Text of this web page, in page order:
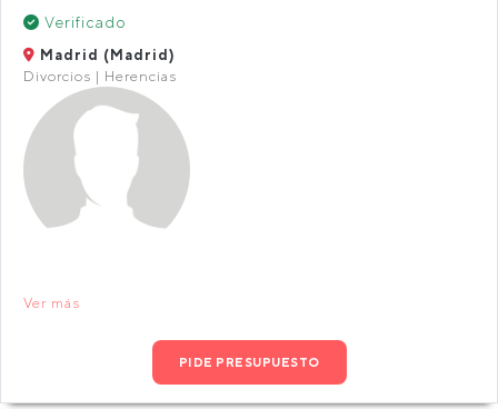
Verificado
Madrid (Madrid)
Divorcios | Herencias
Ver más
PIDE PRESUPUESTO